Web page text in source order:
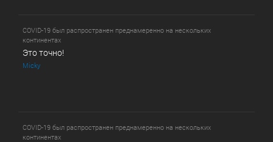
COVID-19 был распространен преднамеренно на нескольких
континентах
Это точно!
Micky
COVID-19 был распространен преднамеренно на нескольких
континентах